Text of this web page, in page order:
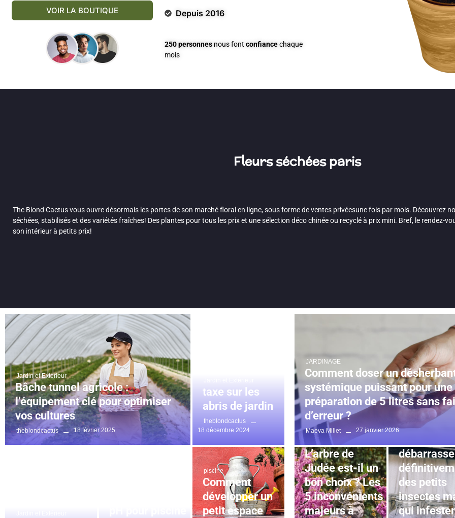
VOIR LA BOUTIQUE Depuis 2016
250 personnesnous font confiancechaque
mois
Fleurs séchées paris
The Blond Cactus vous ouvre désormais les portes de son marché floral en ligne, sous forme de ventes privéesune fois par mois. Découvrez
séchées, stabilisés et des variétés fraîches! Des plantes pour tous les prix et une sélection déco chinée ou recyclé à prix mini. Bref, le rendez-
son intérieur à petits prix!
Jardin et Extérieur
Bâche tunnel agricole :
l’équipement clé pour optimiser
vos cultures
theblondcactus 18 février 2025
taxe sur les
abris de jardin
theblondcactus
18 décembre 2024
piscine
Comment
développer un
petit espace
JARDINAGE
Comment doser un
systémique puissant pour une
préparation de 5 litres sans
d’erreur ?
Maeva Millet 27 janvier 2026
JARDINAGE
L’arbre de
Judée est-il un
bon choix ? Les
5 inconvénients
majeurs à
JARDINAGE
des petits
insectes
qui